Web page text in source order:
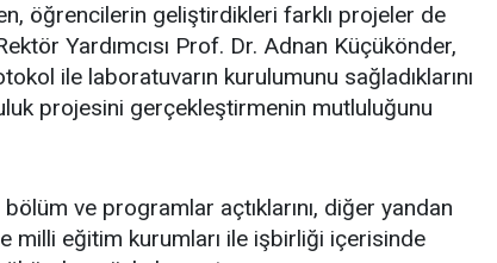
öğrencilerin geliştirdikleri farklı projeler de
Yardımcısı Prof. Dr. Adnan Küçükönder,
ile laboratuvarın kurulumunu sağladıklarını
projesini gerçekleştirmenin mutluluğunu
ve programlar açtıklarını, diğer yandan
milli eğitim kurumları ile işbirliği içerisinde